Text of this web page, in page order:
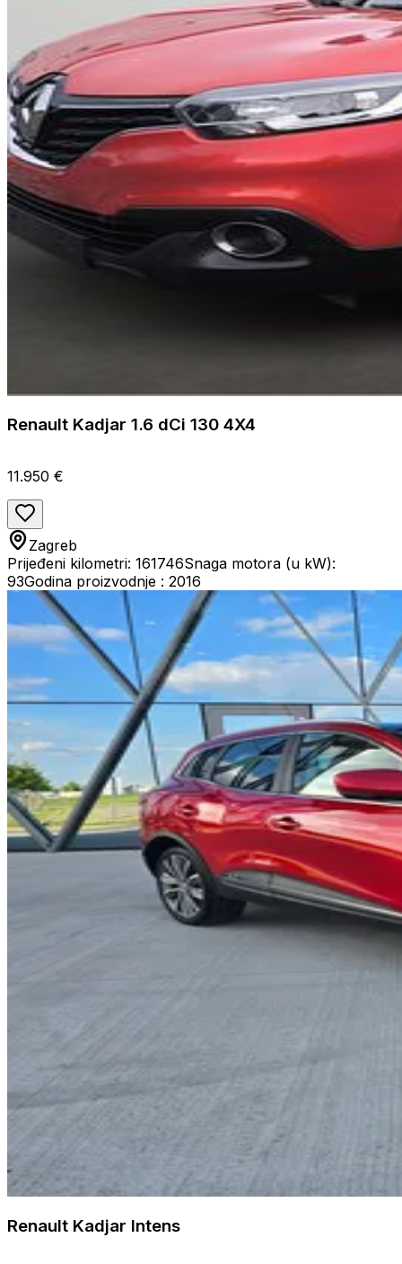
Renault Kadjar 1.6 dCi 130 4X4
11.950 €
Zagreb
Prijeđeni kilometri: 161746Snaga motora (u kW):
93Godina proizvodnje : 2016
Renault Kadjar Intens